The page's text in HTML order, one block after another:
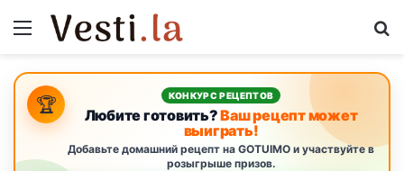
Menu
🏆 КОНКУРС РЕЦЕПТОВ
Любите готовить?Ваш рецепт может
выиграть!
Добавьте домашний рецепт на GOTUIMO и участвуйте в
розыгрыше призов.